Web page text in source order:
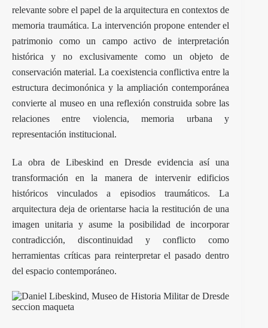
relevante sobre el papel de la arquitectura en contextos de
memoria traumática. La intervención propone entender el
patrimonio como un campo activo de interpretación
histórica y no exclusivamente como un objeto de
conservación material. La coexistencia conflictiva entre la
estructura decimonónica y la ampliación contemporánea
convierte al museo en una reflexión construida sobre las
relaciones entre violencia, memoria urbana y
representación institucional.
La obra de Libeskind en Dresde evidencia así una
transformación en la manera de intervenir edificios
históricos vinculados a episodios traumáticos. La
arquitectura deja de orientarse hacia la restitución de una
imagen unitaria y asume la posibilidad de incorporar
contradicción, discontinuidad y conflicto como
herramientas críticas para reinterpretar el pasado dentro
del espacio contemporáneo.